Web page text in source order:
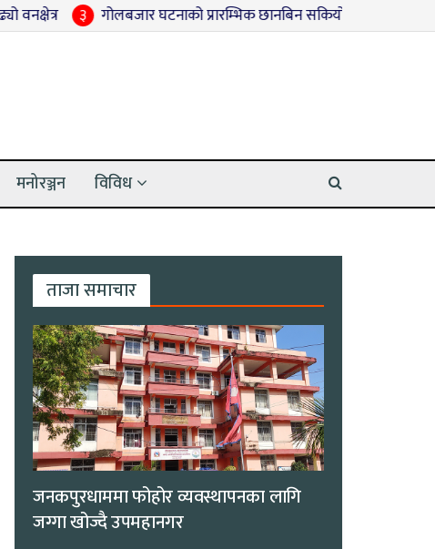
३ गोलबजार घटनाको प्रारम्भिक छानबिन सकियो, प्रतिवेदन बुझाउने
मनोरञ्जन विविध
ताजा समाचार
जनकपुरधाममा फोहोर व्यवस्थापनका लागि
जग्गा खोज्दै उपमहानगर